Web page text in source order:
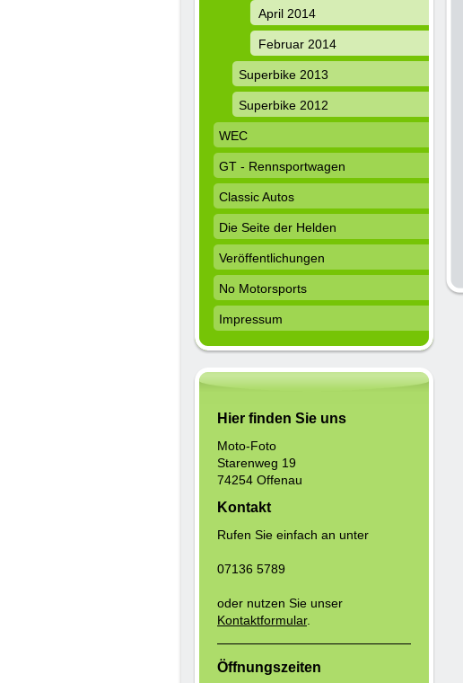
April 2014
Februar 2014
Superbike 2013
Superbike 2012
WEC
GT - Rennsportwagen
Classic Autos
Die Seite der Helden
Veröffentlichungen
No Motorsports
Impressum
Hier finden Sie uns
Moto-Foto
Starenweg 19
74254 Offenau
Kontakt
Rufen Sie einfach an unter
07136 5789
oder nutzen Sie unser
Kontaktformular.
Öffnungszeiten